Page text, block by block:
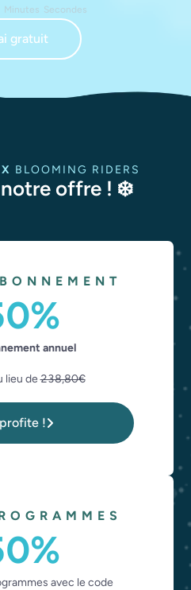
Minutes Secondes
gratuit
X BLOOMING RIDERS
offre ! ❄️
annuel
lieu de 238,80€
!
avec le code